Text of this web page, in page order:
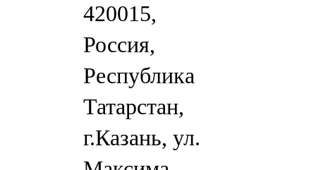
420015,
Россия,
Республика
Татарстан,
г.Казань, ул.